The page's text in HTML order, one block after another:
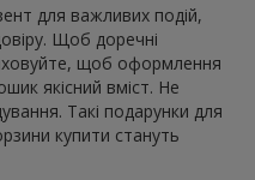
для важливих подій,
Щоб доречні
щоб оформлення
якісний вміст. Не
Такі подарунки для
купити стануть